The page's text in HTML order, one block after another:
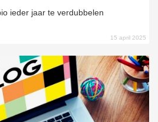
ieder jaar te verdubbelen
15 april 2025